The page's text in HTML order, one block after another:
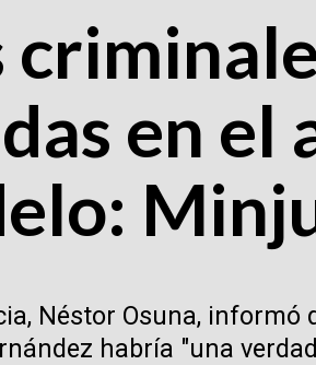
en el
Néstor Osuna, informó
habría "una